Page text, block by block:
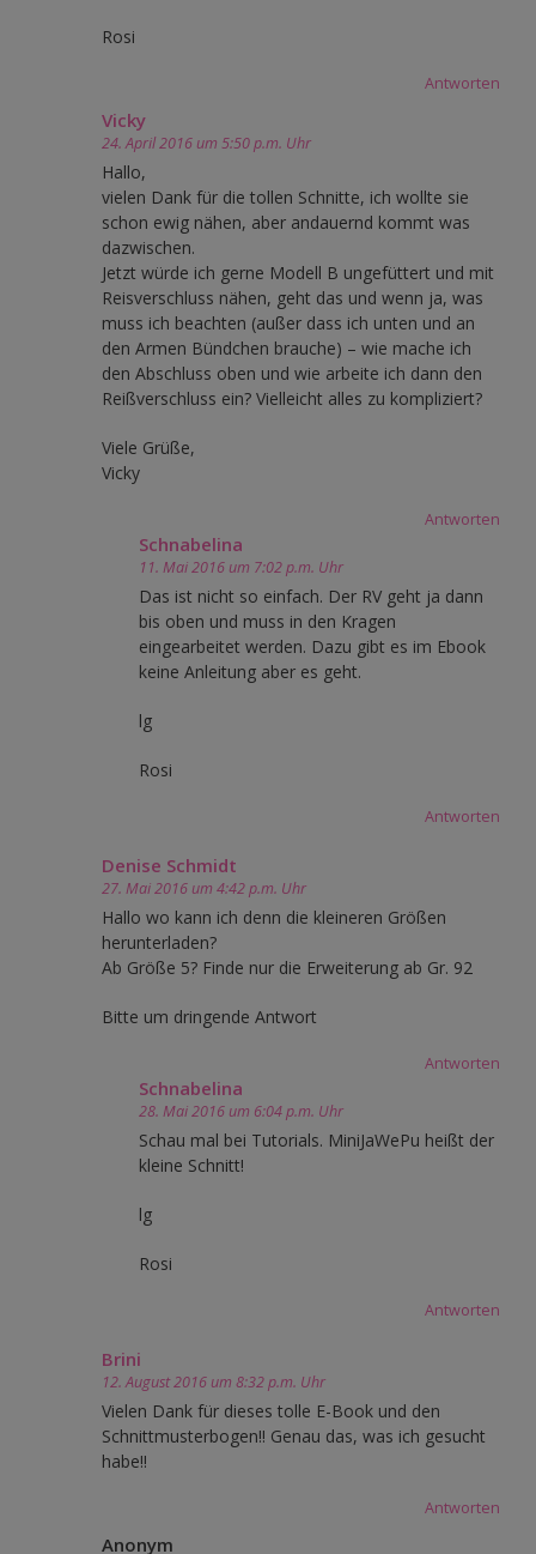
Rosi
Antworten
Vicky
24. April 2016 um 5:50 p.m. Uhr
Hallo,
vielen Dank für die tollen Schnitte, ich wollte sie
schon ewig nähen, aber andauernd kommt was
dazwischen.
Jetzt würde ich gerne Modell B ungefüttert und mit
Reisverschluss nähen, geht das und wenn ja, was
muss ich beachten (außer dass ich unten und an
den Armen Bündchen brauche) – wie mache ich
den Abschluss oben und wie arbeite ich dann den
Reißverschluss ein? Vielleicht alles zu kompliziert?
Viele Grüße,
Vicky
Antworten
Schnabelina
11. Mai 2016 um 7:02 p.m. Uhr
Das ist nicht so einfach. Der RV geht ja dann
bis oben und muss in den Kragen
eingearbeitet werden. Dazu gibt es im Ebook
keine Anleitung aber es geht.
lg
Rosi
Antworten
Denise Schmidt
27. Mai 2016 um 4:42 p.m. Uhr
Hallo wo kann ich denn die kleineren Größen
herunterladen?
Ab Größe 5? Finde nur die Erweiterung ab Gr. 92
Bitte um dringende Antwort
Antworten
Schnabelina
28. Mai 2016 um 6:04 p.m. Uhr
Schau mal bei Tutorials. MiniJaWePu heißt der
kleine Schnitt!
lg
Rosi
Antworten
Brini
12. August 2016 um 8:32 p.m. Uhr
Vielen Dank für dieses tolle E-Book und den
Schnittmusterbogen!! Genau das, was ich gesucht
habe!!
Antworten
Anonym